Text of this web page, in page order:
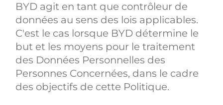
BYD agit en tant que contrôleur de
données au sens des lois applicables.
C'est le cas lorsque BYD détermine le
but et les moyens pour le traitement
des Données Personnelles des
Personnes Concernées, dans le cadre
des objectifs de cette Politique.